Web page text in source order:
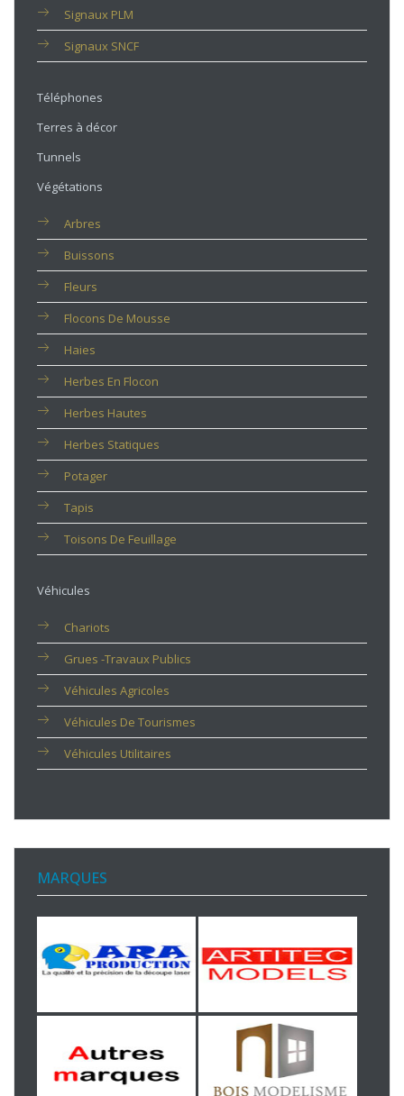
Signaux PLM
Signaux SNCF
Téléphones
Terres à décor
Tunnels
Végétations
Arbres
Buissons
Fleurs
Flocons De Mousse
Haies
Herbes En Flocon
Herbes Hautes
Herbes Statiques
Potager
Tapis
Toisons De Feuillage
Véhicules
Chariots
Grues -travaux Publics
Véhicules Agricoles
Véhicules De Tourismes
Véhicules Utilitaires
MARQUES